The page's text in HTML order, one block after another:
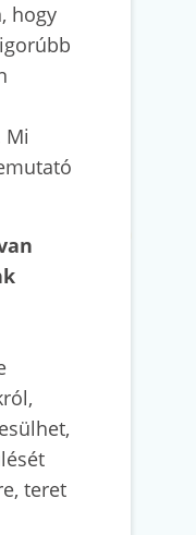
hogy
Mi
teret